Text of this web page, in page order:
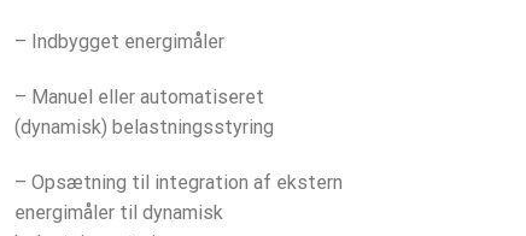
– Indbygget energimåler
– Manuel eller automatiseret
(dynamisk) belastningsstyring
– Opsætning til integration af ekstern
energimåler til dynamisk